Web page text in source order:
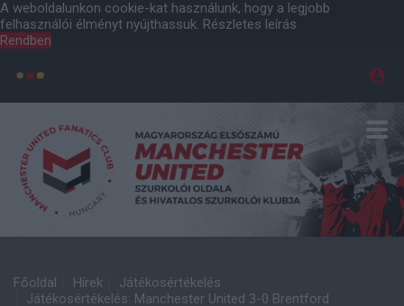
A weboldalunkon cookie-kat használunk, hogy a legjobb
felhasználói élményt nyújthassuk. Részletes leírás
Rendben
Főoldal Hírek
Játékosértékelés
Játékosértékelés: Manchester United 3-0 Brentford